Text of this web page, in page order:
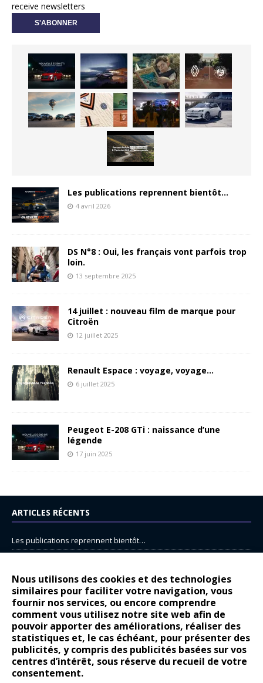
Nous utilisons des cookies et des technologies
similaires pour faciliter votre navigation, vous
fournir nos services, ou encore comprendre
comment vous utilisez notre site web afin de
pouvoir apporter des améliorations, réaliser des
statistiques et, le cas échéant, pour présenter des
publicités, y compris des publicités basées sur vos
centres d’intérêt, sous réserve du recueil de votre
consentement.
receive newsletters
Les publications reprennent bientôt…
4 avril 2026
DS N°8 : Oui, les français vont parfois trop
loin.
13 septembre 2025
14 juillet : nouveau film de marque pour
Citroën
12 juillet 2025
Renault Espace : voyage, voyage…
6 juillet 2025
Peugeot E-208 GTi : naissance d’une
légende
17 juin 2025
ARTICLES RÉCENTS
Les publications reprennent bientôt…
14 juillet : nouveau film de marque pour Citroën
Renault Espace : voyage, voyage…
Peugeot E-208 GTi : naissance d’une légende
COMMENTAIRES RÉCENTS
Bernard DardartdansDacia Sandero : pour les gens vrais